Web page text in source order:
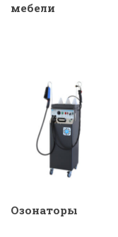
мебели
Озонаторы